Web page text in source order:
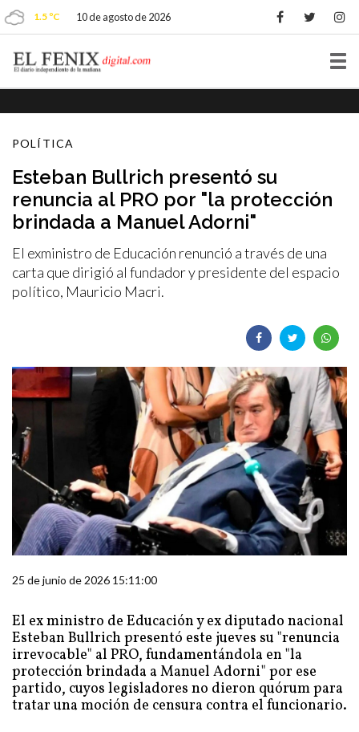
1.5 ºC 10 de agosto de 2026
POLÍTICA
Esteban Bullrich presentó su
renuncia al PRO por "la protección
brindada a Manuel Adorni"
El exministro de Educación renunció a través de una
carta que dirigió al fundador y presidente del espacio
político, Mauricio Macri.
25 de junio de 2026 15:11:00
El ex ministro de Educación y ex diputado nacional
Esteban Bullrich presentó este jueves su "renuncia
irrevocable" al PRO, fundamentándola en "la
protección brindada a Manuel Adorni" por ese
partido, cuyos legisladores no dieron quórum para
tratar una moción de censura contra el funcionario.